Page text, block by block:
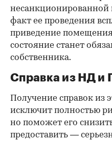
несанкционированной
факт ее проведения
приведение
состояние станет
собственника.
Справка из НД и
Получение справок из
исключит полностью
но поможет его
предоставить —